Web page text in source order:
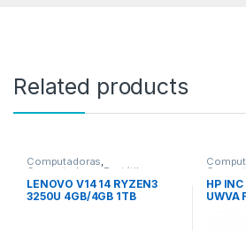
Related products
Computadoras,
Computadoras Portátiles
LENOVO V14 14 RYZEN3
3250U 4GB/4GB 1TB
HP
UWVA